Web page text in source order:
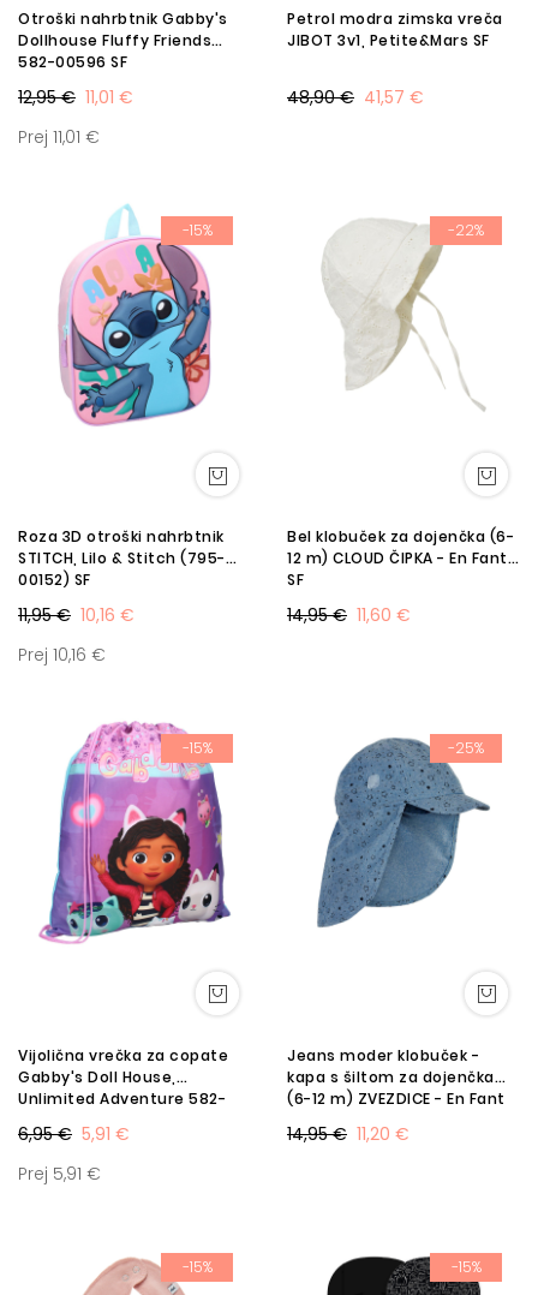
Otroški nahrbtnik Gabby's
Dollhouse Fluffy Friends
582-00596 SF
11,01 €
12,95 €
Prej 11,01 €
Petrol modra zimska vreča
JIBOT 3v1, Petite&Mars SF
41,57 €
48,90 €
-15%
Roza 3D otroški nahrbtnik
STITCH, Lilo & Stitch (795-
00152) SF
10,16 €
11,95 €
Prej 10,16 €
-22%
Bel klobuček za dojenčka (6-
12 m) CLOUD ČIPKA - En Fant
SF
11,60 €
14,95 €
-15%
Vijolična vrečka za copate
Gabby's Doll House,
Unlimited Adventure 582-
5,91 €
6,95 €
Prej 5,91 €
-25%
Jeans moder klobuček -
kapa s šiltom za dojenčka
(6-12 m) ZVEZDICE - En Fant
11,20 €
14,95 €
-15% -15%